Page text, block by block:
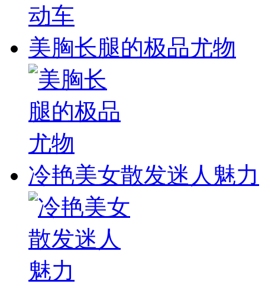
美胸长腿的极品尤物
冷艳美女散发迷人魅力